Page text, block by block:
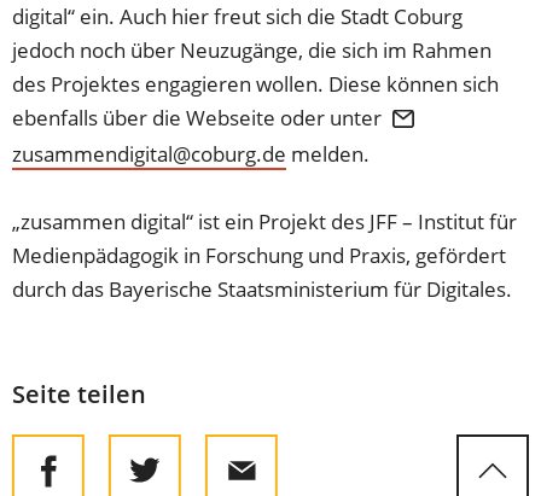
digital“ ein. Auch hier freut sich die Stadt Coburg
jedoch noch über Neuzugänge, die sich im Rahmen
des Projektes engagieren wollen. Diese können sich
ebenfalls über die Webseite oder unter
zusammendigital
coburg de melden.
„zusammen digital“ ist ein Projekt des JFF – Institut für
Medienpädagogik in Forschung und Praxis, gefördert
durch das Bayerische Staatsministerium für Digitales.
Seite teilen